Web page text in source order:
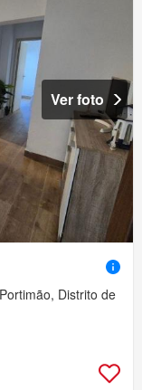
Ver foto
Distrito de